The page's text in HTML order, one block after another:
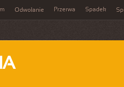
Odwołanie Przerwa Spadek